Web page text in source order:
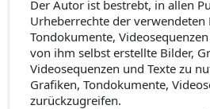
Der Autor ist bestrebt, in allen
Urheberrechte der verwendeten
Tondokumente,
von ihm selbst erstellte Bilder,
Videosequenzen und Texte zu
Grafiken, Tondokumente,
zurückzugreifen.